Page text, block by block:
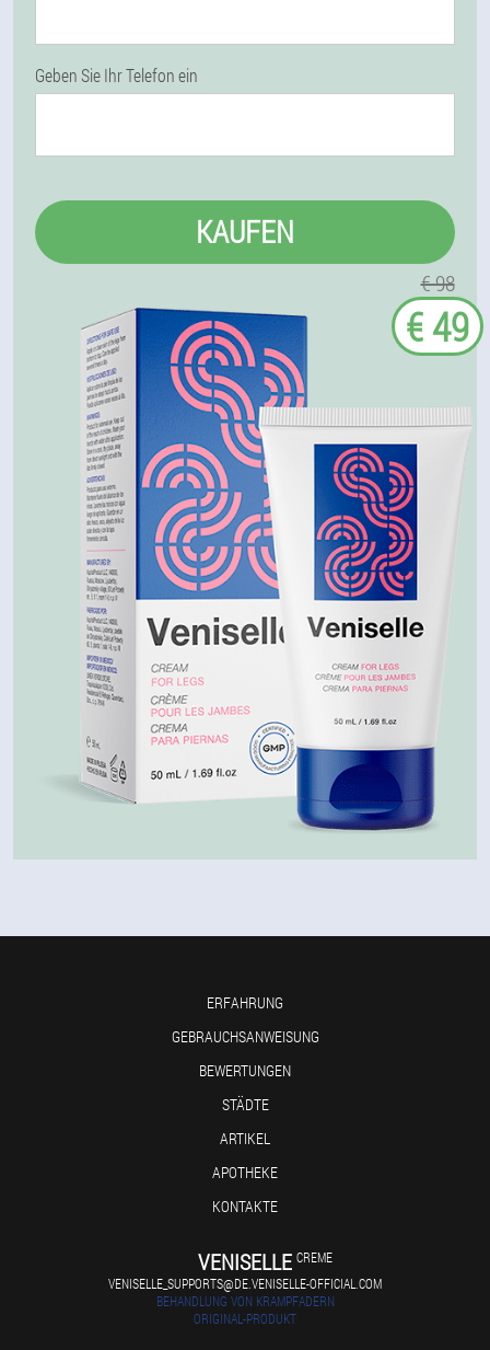
Geben Sie Ihr Telefon ein
KAUFEN
€ 98
€ 49
ERFAHRUNG
GEBRAUCHSANWEISUNG
BEWERTUNGEN
STÄDTE
ARTIKEL
APOTHEKE
KONTAKTE
VENISELLE CREME
VENISELLE_SUPPORTS@DE.VENISELLE-OFFICIAL.COM
BEHANDLUNG VON KRAMPFADERN
ORIGINAL-PRODUKT